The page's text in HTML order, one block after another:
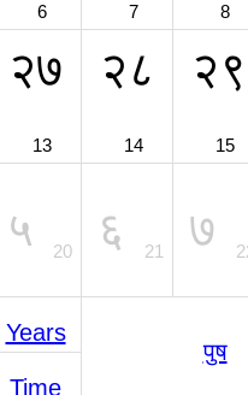
6 7 8
२७
13
२८
14
२९
15
५ 20 ६ 21 ७
Years
पुष
Time